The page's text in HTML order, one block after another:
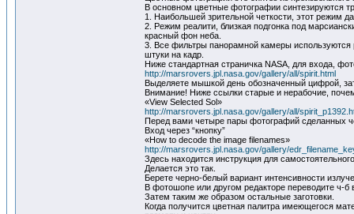
В основном цветные фотографии синтезируются
1. Наибольшей зрительной четкости, этот режим
2. Режим реалити, близкая подгонка под
красный фон неба.
3. Все фильтры панорамной камеры используются
штуки на кадр.
Ниже стандартная страничка NASA, для входа,
http://marsrovers.jpl.nasa.gov/gallery/all/spirit.html
Выделяете мышкой день обозначенный цифрой,
Внимание! Ниже ссылки старые и нерабочие,
«View Selected Sol»
http://marsrovers.jpl.nasa.gov/gallery/all/
Перед вами четыре пары фотографий сделанных
Вход через “кнопку”
«How to decode the image filenames»
http://marsrovers.jpl.nasa.gov/gallery/
Здесь находится инструкция для
Делается это так.
Берете черно-белый вариант интенсивности
В фотошопе или другом редакторе переводите ч-б
Затем таким же образом остальные заготовки.
Когда получится цветная палитра имеющегося